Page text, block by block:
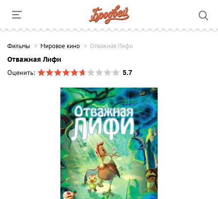
Фильмы Мировое кино Отважная Лифи
Отважная Лифи
Оценить:
5.7